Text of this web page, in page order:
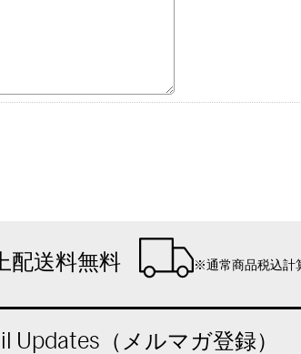
配送料無料 ※通常商品税込計
Updates（メルマガ登録）